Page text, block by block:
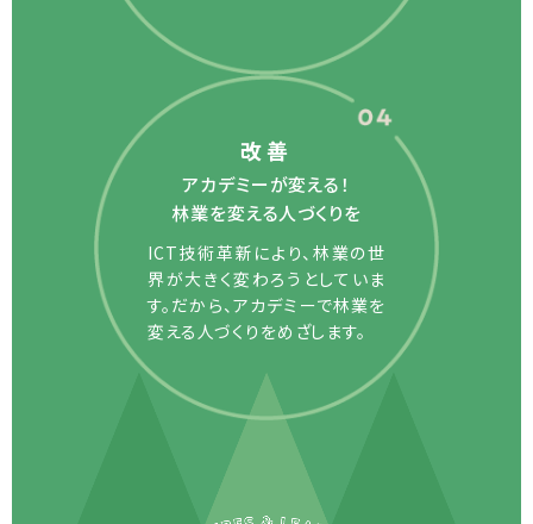
改善
アカデミーが変える！
林業を変える人づくりを
ICT技術革新により、林業の世
界が大きく変わろうとしていま
す。だから、アカデミーで林業を
変える人づくりをめざします。